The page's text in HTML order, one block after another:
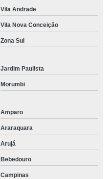
Vila Andrade
Vila Nova Conceição
Zona Sul
Jardim Paulista
Morumbi
Amparo
Araraquara
Arujá
Bebedouro
Campinas